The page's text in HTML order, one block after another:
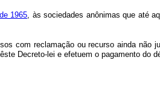
1965, às sociedades anônimas que até
com reclamação ou recurso ainda não
Decreto-lei e efetuem o pagamento do